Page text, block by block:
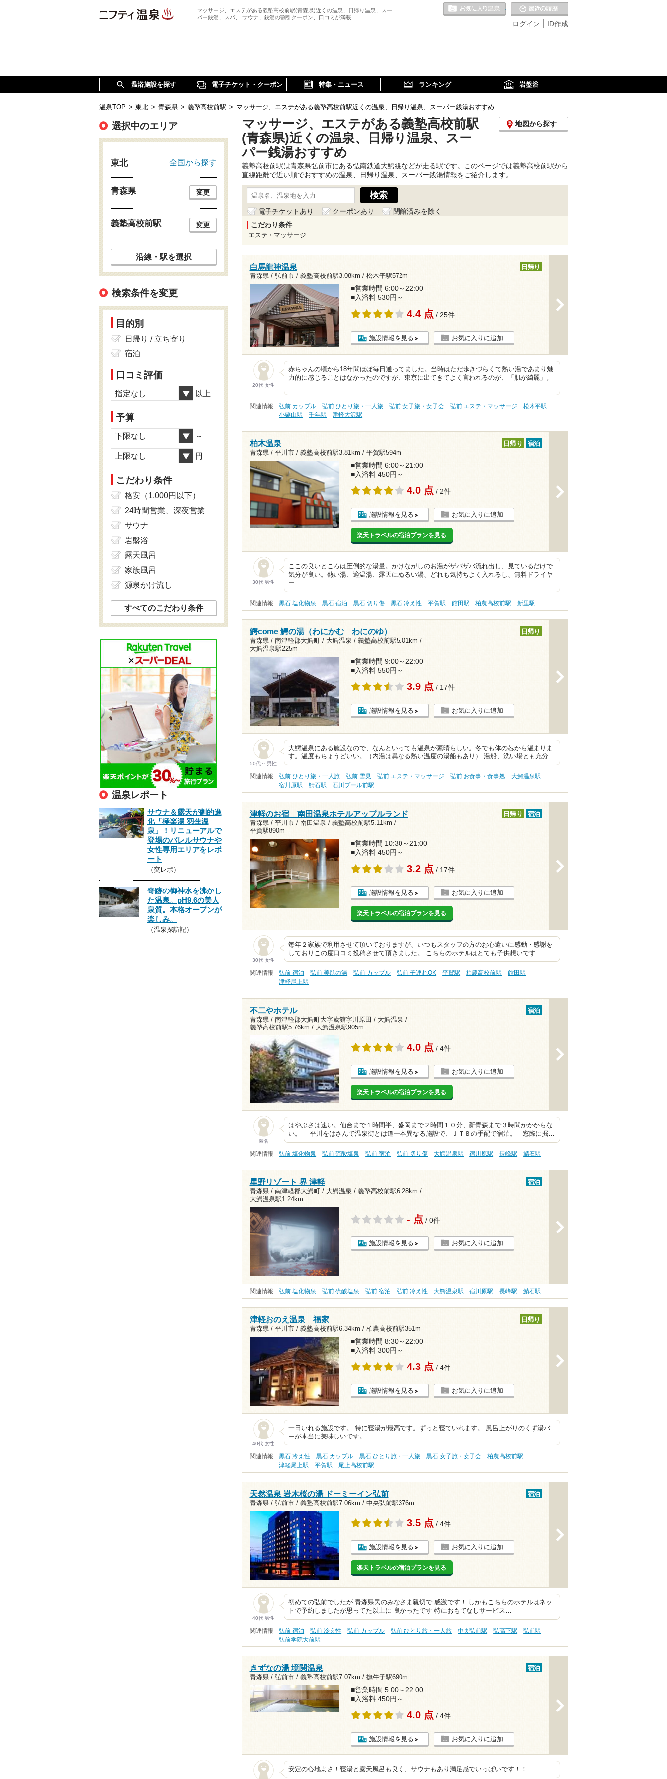
マッサージ、エステがある義塾高校前駅(青森県)近くの温泉、日帰り温泉、スー
パー銭湯、スパ、 サウナ、銭湯の割引クーポン、口コミが満載
ID作成
ログイン
お気に入りの温泉
温浴施設を探す 電子チケット・クーポン 特集・ニュース ランキング 岩盤浴
温泉TOP > 東北 > 青森県 > 義塾高校前駅 > マッサージ、エステがある義塾高校前駅近くの温泉、日帰り温泉、スーパー銭湯おすすめ
マッサージ、エステがある義塾高校前駅
(青森県)近くの温泉、日帰り温泉、スー
パー銭湯おすすめ
地図から探す
義塾高校前駅は青森県弘前市にある弘南鉄道大鰐線などが走る駅です。このページでは義塾高校前駅から
直線距離で近い順でおすすめの温泉、日帰り温泉、スーパー銭湯情報をご紹介します。
電子チケットあり クーポンあり
閉館済みを除く
こだわり条件
エステ・マッサージ
白馬龍神温泉
青森県 / 弘前市 / 義塾高校前駅3.08km / 松木平駅572m
日帰り
■営業時間 6:00～22:00
■入浴料 530円～
4.4 点 / 25件
施設情報を見る お気に入りに追加
20代 女性
赤ちゃんの頃から18年間ほぼ毎日通ってました。当時はただ歩きづらくて熱い湯であまり魅
力的に感じることはなかったのですが、東京に出てきてよく言われるのが、「肌が綺麗」。
…
関連情報 弘前 カップル 弘前 ひとり旅・一人旅 弘前 女子旅・女子会 弘前 エステ・マッサージ
松木平駅
小栗山駅
千年駅 津軽大沢駅
柏木温泉
青森県 / 平川市 / 義塾高校前駅3.81km / 平賀駅594m
日帰り 宿泊
■営業時間 6:00～21:00
■入浴料 450円～
4.0 点 / 2件
施設情報を見る お気に入りに追加
楽天トラベルの宿泊プランを見る
30代 男性
ここの良いところは圧倒的な湯量。かけながしのお湯がザバザバ流れ出し、見ているだけで
気分が良い。熱い湯、適温湯、露天にぬるい湯、どれも気持ちよく入れるし、無料ドライヤ
ー…
関連情報 黒石 塩化物泉 黒石 宿泊 黒石 切り傷 黒石 冷え性 平賀駅 館田駅 柏農高校前駅 新里駅
鰐come 鰐の湯（わにかむ わにのゆ）
青森県 / 南津軽郡大鰐町 / 大鰐温泉 / 義塾高校前駅5.01km /
大鰐温泉駅225m
日帰り
■営業時間 9:00～22:00
■入浴料 550円～
3.9 点 / 17件
施設情報を見る お気に入りに追加
50代～ 男性
大鰐温泉にある施設なので、なんといっても温泉が素晴らしい。冬でも体の芯から温まりま
す。温度もちょうどいい。（内湯は異なる熱い温度の湯船もあり） 湯船、洗い場とも充分…
関連情報 弘前 ひとり旅・一人旅 弘前 雪見 弘前 エステ・マッサージ 弘前 お食事・食事処
大鰐温泉駅
宿川原駅
鯖石駅 石川プール前駅
津軽のお宿 南田温泉ホテルアップルランド
青森県 / 平川市 / 南田温泉 / 義塾高校前駅5.11km /
平賀駅890m
日帰り 宿泊
■営業時間 10:30～21:00
■入浴料 450円～
3.2 点 / 17件
施設情報を見る お気に入りに追加
楽天トラベルの宿泊プランを見る
30代 女性
毎年２家族で利用させて頂いておりますが、いつもスタッフの方のお心遣いに感動・感謝を
しておりこの度口コミ投稿させて頂きました。 こちらのホテルはとても子供想いです…
関連情報 弘前 宿泊 弘前 美肌の湯 弘前 カップル 弘前 子連れOK 平賀駅 柏農高校前駅
館田駅
津軽尾上駅
不二やホテル
青森県 / 南津軽郡大鰐町大字蔵館字川原田 / 大鰐温泉 /
義塾高校前駅5.76km / 大鰐温泉駅905m
宿泊
4.0 点 / 4件
施設情報を見る お気に入りに追加
楽天トラベルの宿泊プランを見る
匿名
はやぶさは速い。仙台まで１時間半、盛岡まで２時間１０分、新青森まで３時間かかからな
い。 平川をはさんで温泉街とは道一本異なる施設で、ＪＴＢの手配で宿泊。 窓際に掘…
関連情報 弘前 塩化物泉 弘前 硫酸塩泉 弘前 宿泊 弘前 切り傷 大鰐温泉駅 宿川原駅 長峰駅 鯖石駅
星野リゾート 界 津軽
青森県 / 南津軽郡大鰐町 / 大鰐温泉 / 義塾高校前駅6.28km /
大鰐温泉駅1.24km
宿泊
- 点 / 0件
施設情報を見る お気に入りに追加
関連情報 弘前 塩化物泉 弘前 硫酸塩泉 弘前 宿泊 弘前 冷え性 大鰐温泉駅 宿川原駅 長峰駅 鯖石駅
津軽おのえ温泉 福家
青森県 / 平川市 / 義塾高校前駅6.34km / 柏農高校前駅351m
日帰り
■営業時間 8:30～22:00
■入浴料 300円～
4.3 点 / 4件
施設情報を見る お気に入りに追加
40代 女性
一日いれる施設です。 特に寝湯が最高です。ずっと寝ていれます。 風呂上がりのくず湯バ
ーが本当に美味しいです。
関連情報 黒石 冷え性 黒石 カップル 黒石 ひとり旅・一人旅 黒石 女子旅・女子会
柏農高校前駅
津軽尾上駅
平賀駅 尾上高校前駅
天然温泉 岩木桜の湯 ドーミーイン弘前
青森県 / 弘前市 / 義塾高校前駅7.06km / 中央弘前駅376m
宿泊
3.5 点 / 4件
施設情報を見る お気に入りに追加
楽天トラベルの宿泊プランを見る
40代 男性
初めての弘前でしたが 青森県民のみなさま親切で 感激です！ しかもこちらのホテルはネッ
トで予約しましたが思ってた以上に 良かったです 特におもてなしサービス…
関連情報 弘前 宿泊 弘前 冷え性 弘前 カップル 弘前 ひとり旅・一人旅 中央弘前駅 弘高下駅
弘前駅
弘前学院大前駅
きずなの湯 境関温泉
青森県 / 弘前市 / 義塾高校前駅7.07km / 撫牛子駅690m
宿泊
■営業時間 5:00～22:00
■入浴料 450円～
4.0 点 / 4件
施設情報を見る お気に入りに追加
安定の心地よさ！寝湯と露天風呂も良く、サウナもあり満足感でいっぱいです！！
選択中のエリア
東北 全国から探す
青森県 変更
義塾高校前駅 変更
沿線・駅を選択
検索条件を変更
目的別
日帰り / 立ち寄り
宿泊
口コミ評価
指定なし 以上
予算
下限なし ～
上限なし 円
こだわり条件
格安（1,000円以下）
24時間営業、深夜営業
サウナ
岩盤浴
露天風呂
家族風呂
源泉かけ流し
すべてのこだわり条件
温泉レポート
サウナ＆露天が劇的進
化「極楽湯 羽生温
泉」！リニューアルで
登場のバレルサウナや
女性専用エリアをレポ
ート
（突レポ）
奇跡の御神水を沸かし
た温泉。pH9.6の美人
泉質。本格オープンが
楽しみ。
（温泉探訪記）